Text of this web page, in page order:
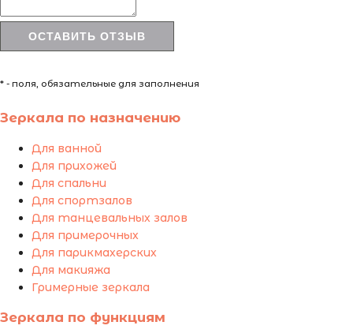
* - поля, обязательные для заполнения
Зеркала по назначению
Для ванной
Для прихожей
Для спальни
Для спортзалов
Для танцевальных залов
Для примерочных
Для парикмахерских
Для макияжа
Гримерные зеркала
Зеркала по функциям